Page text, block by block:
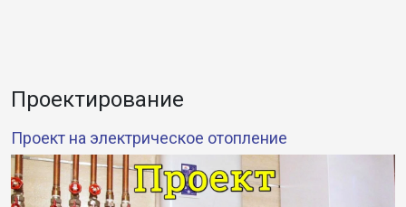
Проектирование
Проект на электрическое отопление